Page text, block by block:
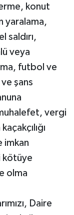
konut
yaralama,
saldırı,
veya
futbol ve
şans
vergi
imkan
kötüye
olma
Daire